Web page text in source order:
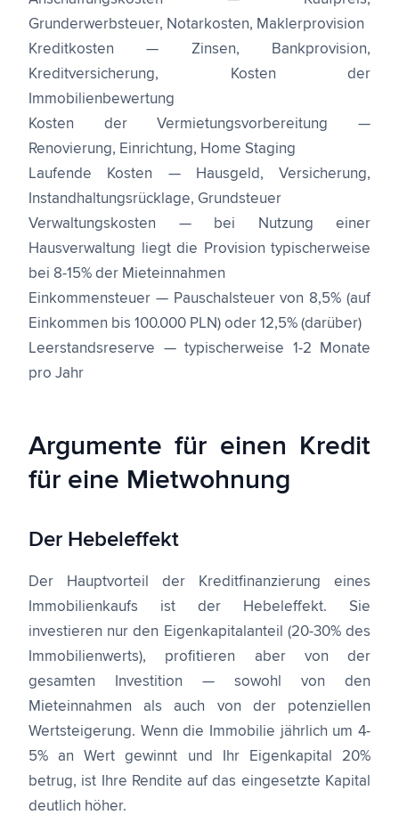
Grunderwerbsteuer, Notarkosten, Maklerprovision
Kreditkosten — Zinsen, Bankprovision,
Kreditversicherung, Kosten der
Immobilienbewertung
Kosten der Vermietungsvorbereitung —
Renovierung, Einrichtung, Home Staging
Laufende Kosten — Hausgeld, Versicherung,
Instandhaltungsrücklage, Grundsteuer
Verwaltungskosten — bei Nutzung einer
Hausverwaltung liegt die Provision typischerweise
bei 8-15% der Mieteinnahmen
Einkommensteuer — Pauschalsteuer von 8,5% (auf
Einkommen bis 100.000 PLN) oder 12,5% (darüber)
Leerstandsreserve — typischerweise 1-2 Monate
pro Jahr
Argumente für einen Kredit
für eine Mietwohnung
Der Hebeleffekt
Der Hauptvorteil der Kreditfinanzierung eines
Immobilienkaufs ist der Hebeleffekt. Sie
investieren nur den Eigenkapitalanteil (20-30% des
Immobilienwerts), profitieren aber von der
gesamten Investition — sowohl von den
Mieteinnahmen als auch von der potenziellen
Wertsteigerung. Wenn die Immobilie jährlich um 4-
5% an Wert gewinnt und Ihr Eigenkapital 20%
betrug, ist Ihre Rendite auf das eingesetzte Kapital
deutlich höher.